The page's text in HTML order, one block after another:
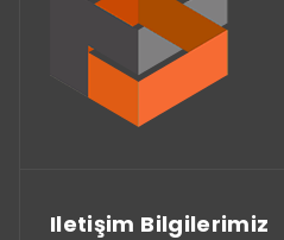
Iletişim Bilgilerimiz